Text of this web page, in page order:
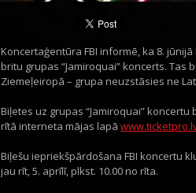
Koncertaģentūra FBI informē, ka 8.
britu grupas “Jamiroquai” koncerts.
Ziemeļeiropā – grupa neuzstāsies ne
Biļetes uz grupas “Jamiroquai”
rītā interneta mājas lapā
Biļešu iepriekšpārdošana FBI koncertu
jau rīt, 5. aprīlī, plkst. 10.00 no rīta.